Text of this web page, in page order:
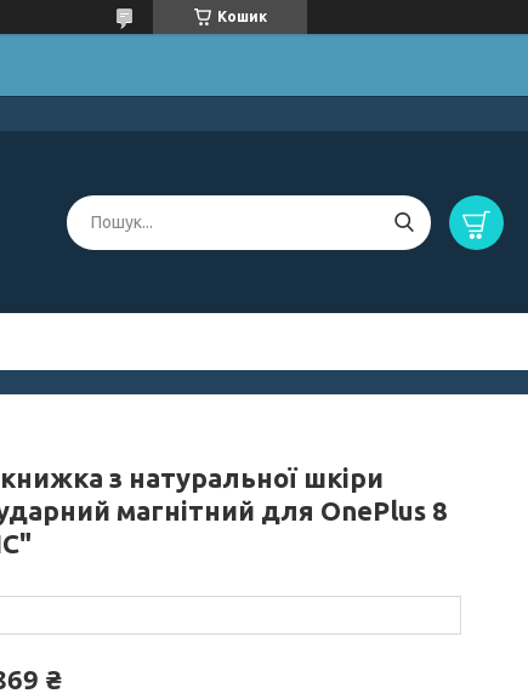
Кошик
з натуральної шкіри
магнітний для OnePlus 8
₴